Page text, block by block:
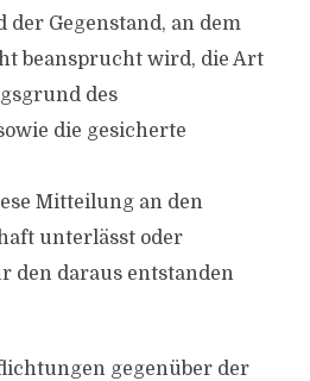
der Gegenstand, an dem
beansprucht wird, die Art
des
die gesicherte
Mitteilung an den
unterlässt oder
den daraus entstanden
gegenüber der